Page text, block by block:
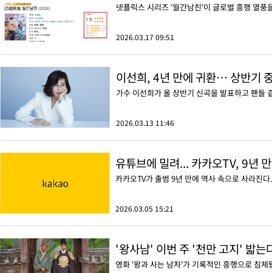
넷플릭스 시리즈 '월간남친'이 글로벌 흥행 열
2026.03.17 09:51
이선희, 4년 만에 귀환… 상반기
가수 이선희가 올 상반기 신곡을 발표하고 팬들
2026.03.13 11:46
유튜브에 밀려... 카카오TV, 9년
카카오TV가 출범 9년 만에 역사 속으로 사라진다.
2026.03.05 15:21
'왕사남' 이번 주 '천만 고지' 밟는
영화 '왕과 사는 남자'가 기록적인 흥행으로 침